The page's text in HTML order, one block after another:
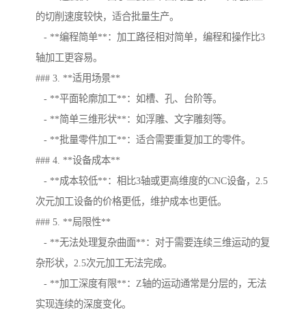
的切削速度较快，适合批量生产。
- **编程简单**：加工路径相对简单，编程和操作比3
轴加工更容易。
### 3. **适用场景**
- **平面轮廓加工**：如槽、孔、台阶等。
- **简单三维形状**：如浮雕、文字雕刻等。
- **批量零件加工**：适合需要重复加工的零件。
### 4. **设备成本**
- **成本较低**：相比3轴或更高维度的CNC设备，2.5
次元加工设备的价格更低，维护成本也更低。
### 5. **局限性**
- **无法处理复杂曲面**：对于需要连续三维运动的复
杂形状，2.5次元加工无法完成。
- **加工深度有限**：Z轴的运动通常是分层的，无法
实现连续的深度变化。